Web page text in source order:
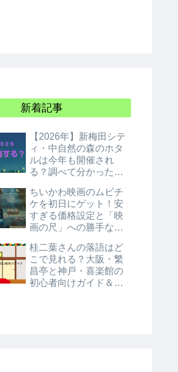
新着記事
【2026年】新梅田シテ
ィ・中自然の森のホタ
ルは今年も開催され
る？調べて分かった衝
ちいかわ映画のムビチ
ケを初日にゲット！安
すぎる価格設定と「映
画の尺」への勝手な考
桂二葉さんの落語はど
こで見れる？大阪・繁
昌亭と神戸・喜楽館の
初心者向けガイド＆基